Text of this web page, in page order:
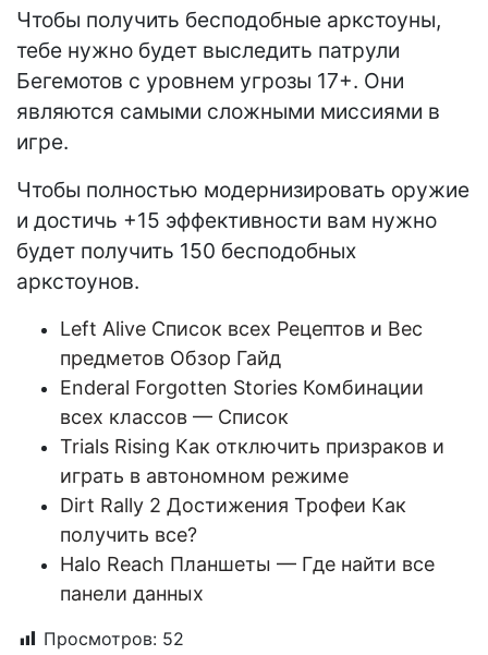
Чтобы получить бесподобные аркстоуны,
тебе нужно будет выследить патрули
Бегемотов с уровнем угрозы 17+. Они
являются самыми сложными миссиями в
игре.
Чтобы полностью модернизировать оружие
и достичь +15 эффективности вам нужно
будет получить 150 бесподобных
аркстоунов.
Left Alive Список всех Рецептов и Вес
предметов Обзор Гайд
Enderal Forgotten Stories Комбинации
всех классов — Список
Trials Rising Как отключить призраков и
играть в автономном режиме
Dirt Rally 2 Достижения Трофеи Как
получить все?
Halo Reach Планшеты — Где найти все
панели данных
Просмотров: 52